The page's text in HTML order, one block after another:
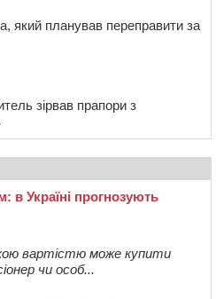
який планував переправити за
зірвав прапори з
в Україні прогнозують
вартістю може купити
чи особ...